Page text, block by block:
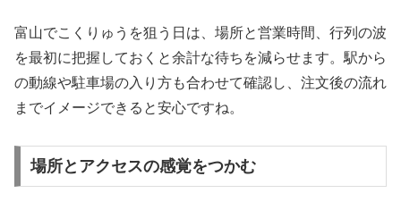
富山でこくりゅうを狙う日は、場所と営業時間、行列の波
を最初に把握しておくと余計な待ちを減らせます。駅から
の動線や駐車場の入り方も合わせて確認し、注文後の流れ
までイメージできると安心ですね。
場所とアクセスの感覚をつかむ